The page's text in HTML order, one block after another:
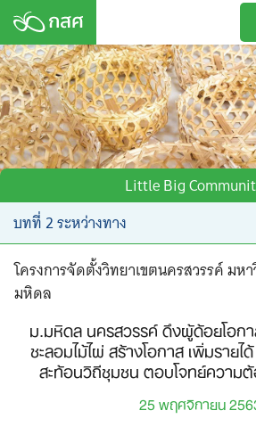
Skip
content
Little Big
โครงการจัดตั้งวิทยาเขตนครสวรรค์ มห
มหิดล
ม.มหิดล นครสวรรค์ ดึงผู้ด้อยโอ
ชะลอมไม้ไผ่ สร้างโอกาส เพิ่มร
สะท้อนวิถีชุมชน ตอบโจทย์ความ
25 พฤศจิกายน